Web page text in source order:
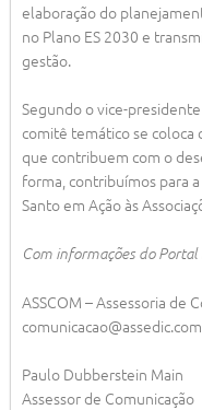
elaboração do
no Plano ES 2030 e
gestão.
Segundo o vice-
comitê temático se
que contribuem com o
forma, contribuímos para
Santo em Ação às
Com informações do Portal
ASSCOM – Assessoria de
Paulo Dubberstein Main
Assessor de Comunicação